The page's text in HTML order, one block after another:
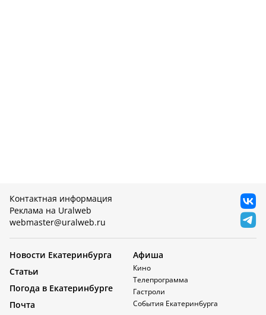
Контактная информация
Реклама на Uralweb
webmaster@uralweb.ru
Новости Екатеринбурга
Статьи
Погода в Екатеринбурге
Почта
Афиша
Кино
Телепрограмма
Гастроли
События Екатеринбурга